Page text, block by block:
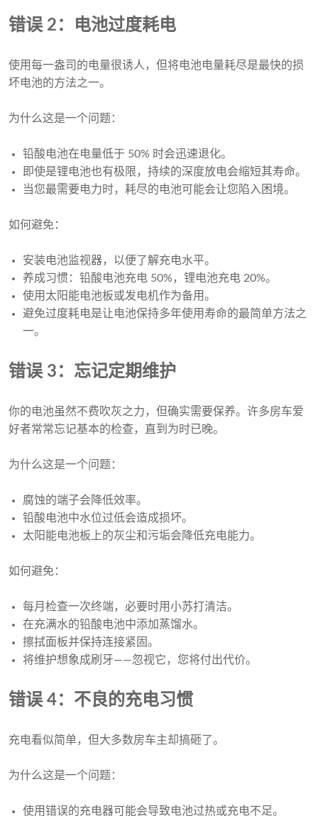
错误 2：电池过度耗电
使用每一盎司的电量很诱人，但将电池电量耗尽是最快的损
坏电池的方法之一。
为什么这是一个问题：
铅酸电池在电量低于 50% 时会迅速退化。
即使是锂电池也有极限，持续的深度放电会缩短其寿命。
当您最需要电力时，耗尽的电池可能会让您陷入困境。
如何避免：
安装电池监视器，以便了解充电水平。
养成习惯：铅酸电池充电 50%，锂电池充电 20%。
使用太阳能电池板或发电机作为备用。
避免过度耗电是让电池保持多年使用寿命的最简单方法之
一。
错误 3：忘记定期维护
你的电池虽然不费吹灰之力，但确实需要保养。许多房车爱
好者常常忘记基本的检查，直到为时已晚。
为什么这是一个问题：
腐蚀的端子会降低效率。
铅酸电池中水位过低会造成损坏。
太阳能电池板上的灰尘和污垢会降低充电能力。
如何避免：
每月检查一次终端，必要时用小苏打清洁。
在充满水的铅酸电池中添加蒸馏水。
擦拭面板并保持连接紧固。
将维护想象成刷牙——忽视它，您将付出代价。
错误 4：不良的充电习惯
充电看似简单，但大多数房车主却搞砸了。
为什么这是一个问题：
使用错误的充电器可能会导致电池过热或充电不足。